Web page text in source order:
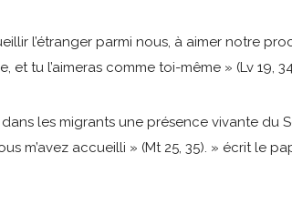
l’étranger parmi nous, à aimer notre
et tu l’aimeras comme toi-même » (Lv 19,
dans les migrants une présence vivante
m’avez accueilli » (Mt 25, 35). » écrit le